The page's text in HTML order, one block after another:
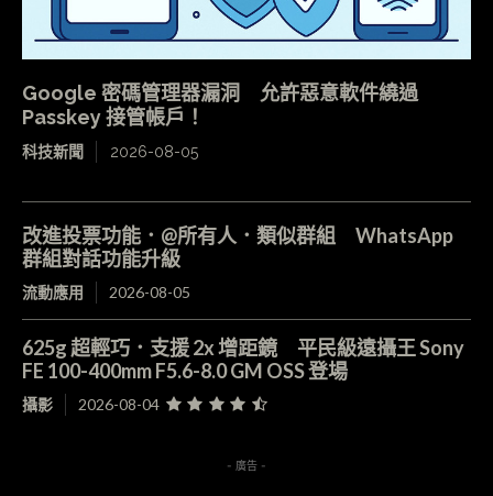
Google 密碼管理器漏洞 允許惡意軟件繞過
Passkey 接管帳戶！
科技新聞 2026-08-05
改進投票功能．@所有人．類似群組 WhatsApp
群組對話功能升級
流動應用 2026-08-05
625g 超輕巧．支援 2x 增距鏡 平民級遠攝王 Sony
FE 100-400mm F5.6-8.0 GM OSS 登場
攝影 2026-08-04
- 廣告 -